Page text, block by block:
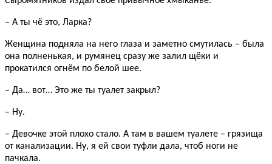
– А ты чё это, Ларка?
Женщина подняла на него глаза и заметно смутилась – была
она полненькая, и румянец сразу же залил щёки и
прокатился огнём по белой шее.
– Да… вот… Это же ты туалет закрыл?
– Ну.
– Девочке этой плохо стало. А там в вашем туалете – грязища
от канализации. Ну, я ей свои туфли дала, чтоб ноги не
пачкала.